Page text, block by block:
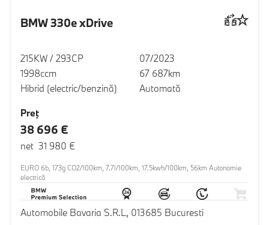
BMW 330e xDrive
215KW / 293CP
1998ccm
Hibrid (electric/benzină)
07/2023
67 687km
Automată
Preţ
38 696 €
net 31 980 €
EURO 6b, 173g CO2/100km, 7.7l/100km, 17.5kwh/100km, 56km Autonomie
electrică
Automobile Bavaria S.R.L, 013685 Bucuresti